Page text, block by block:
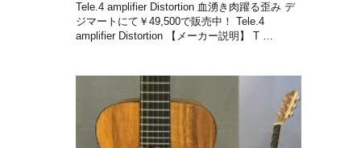
Tele.4 amplifier Distortion 血湧き肉躍る歪み デ
ジマートにて￥49,500で販売中！ Tele.4
amplifier Distortion 【メーカー説明】 T …